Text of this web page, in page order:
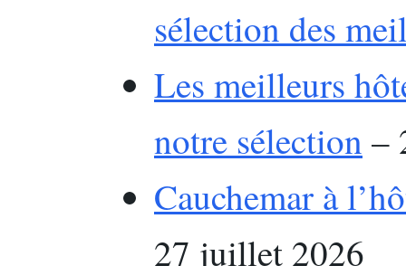
sélection des
Les meilleurs
notre sélection –
Cauchemar à
27 juillet 2026